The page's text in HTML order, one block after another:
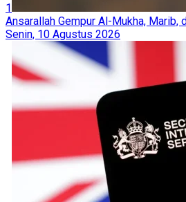
1
Ansarallah Gempur Al-Mukha, Marib,
Senin, 10 Agustus 2026